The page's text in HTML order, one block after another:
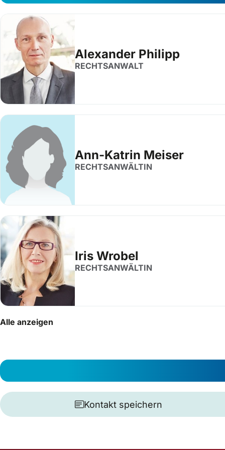
Alexander Philipp
RECHTSANWALT
Ann-Katrin Meiser
RECHTSANWÄLTIN
Iris Wrobel
RECHTSANWÄLTIN
Alle anzeigen
Kontakt speichern